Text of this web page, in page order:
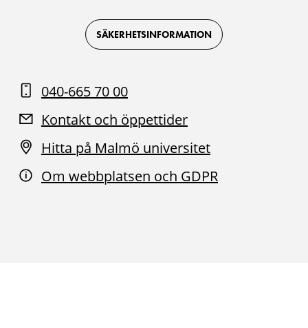
on
Facebook
on
Instagram
on
Youtube
SÄKERHETSINFORMATION
040-665 70 00
Kontakt och öppettider
Hitta på Malmö universitet
Om webbplatsen och GDPR